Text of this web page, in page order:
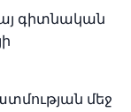
գիտնական
մեջ